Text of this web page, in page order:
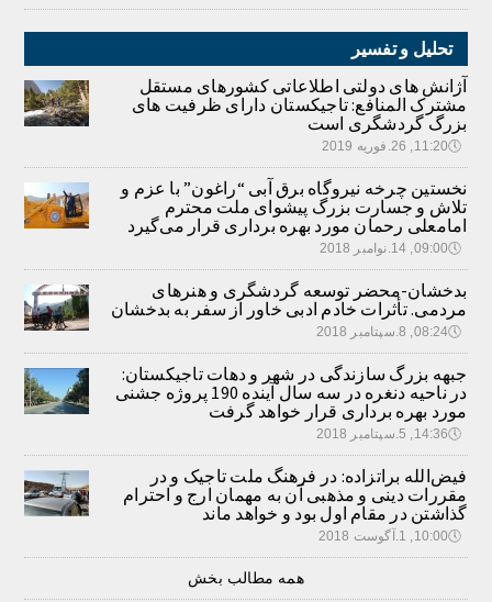
تحلیل و تفسیر
آژانش های دولتی اطلاعاتی کشورهای مستقل
مشترک المنافع: تاجیکستان دارای ظرفیت های
بزرگ گردشگری است
🕔11:20, 26.فوریه 2019
نخستین چرخه نیروگاه برق آبی “راغون” با عزم و
تلاش و جسارت بزرگ پیشوای ملت محترم
امامعلی رحمان مورد بهره برداری قرار می‌گیرد
🕔09:00, 14.نوامبر 2018
بدخشان-محضر توسعه گردشگری و هنرهای
مردمی. تأثرات خادم ادبی خاور از سفر به بدخشان
🕔08:24, 8.سپتامبر 2018
جبهه بزرگ سازندگی در شهر و دهات تاجیکستان:
در ناحیه دنغره در سه سال آینده 190 پروژه جشنی
مورد بهره برداری قرار خواهد گرفت
🕔14:36, 5.سپتامبر 2018
فیض‌الله براتزاده: در فرهنگ ملت تاجیک و در
مقررات دینی و مذهبی آن به مهمان ارج و احترام
گذاشتن در مقام اول بود و خواهد ماند
🕔10:00, 1.آگوست 2018
همه مطالب بخش